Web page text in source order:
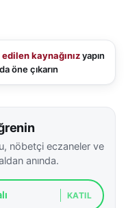
kaynağınızyapın
öne çıkarın
nöbetçi eczaneler ve
anında.
KATIL